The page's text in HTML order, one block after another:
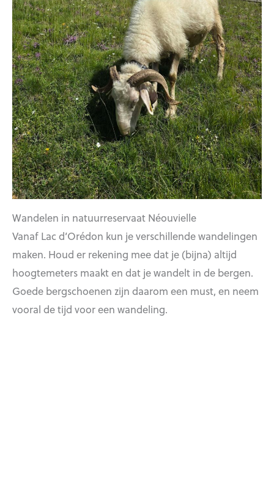
Wandelen in natuurreservaat Néouvielle
Vanaf Lac d’Orédon kun je verschillende wandelingen
maken. Houd er rekening mee dat je (bijna) altijd
hoogtemeters maakt en dat je wandelt in de bergen.
Goede bergschoenen zijn daarom een must, en neem
vooral de tijd voor een wandeling.